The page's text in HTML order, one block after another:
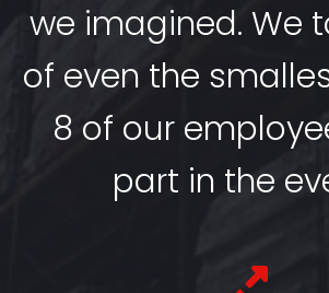
we imagined. We
of even the
8 of our
part in the